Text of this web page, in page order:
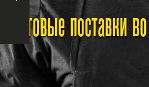
Оптовые